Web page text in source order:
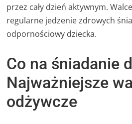
przez cały dzień aktywnym.
regularne jedzenie zdrowych
odpornościowy dziecka.
Co na śniadanie
Najważniejsze
odżywcze